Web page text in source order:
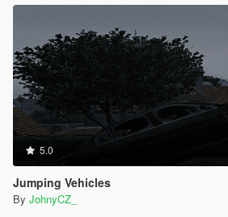
5.0
Jumping Vehicles
By JohnyCZ_